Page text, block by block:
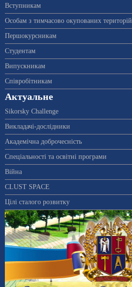
Вступникам
Особам з тимчасово окупованих територій
Першокурсникам
Студентам
Випускникам
Співробітникам
Актуальне
Sikorsky Challenge
Викладачі-дослідники
Академічна доброчесність
Спеціальності та освітні програми
Війна
CLUST SPACE
Цілі сталого розвитку